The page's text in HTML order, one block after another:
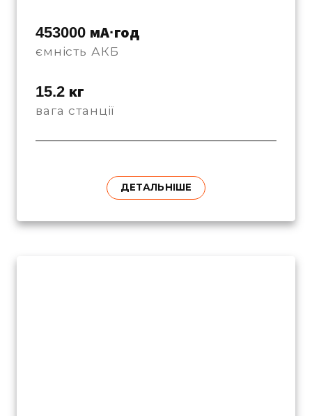
453000 мА·год
ємність АКБ
15.2 кг
вага станції
ДЕТАЛЬНІШЕ